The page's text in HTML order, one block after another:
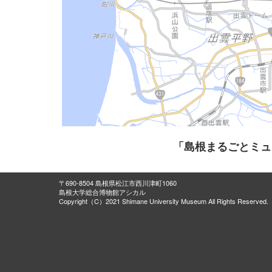
「島根まるごとミ
〒690-8504 島根県松江市西川津町1060
島根大学総合博物館アシカル
Copyright（C）2021 Shimane University Museum All Rights Reserved.